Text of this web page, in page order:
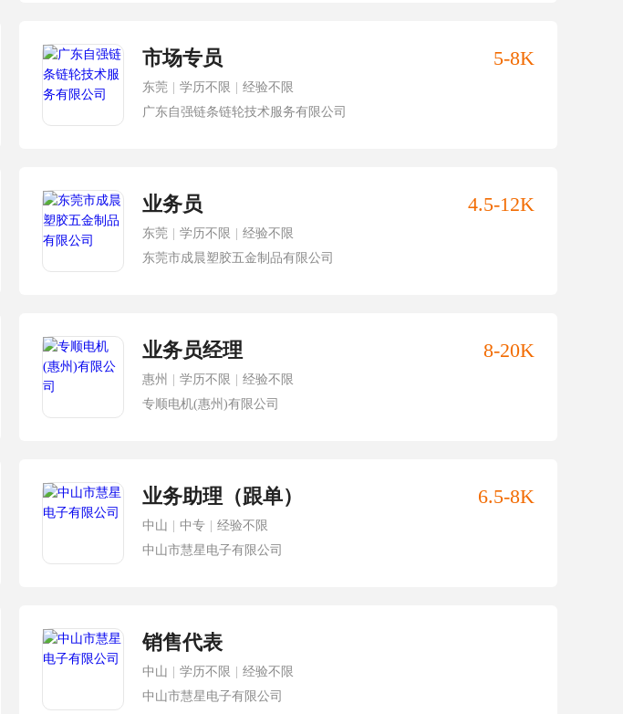
市场专员 5-8K
东莞 学历不限
经验不限
广东自强链条链轮技术服务有限公司
业务员 4.5-12K
东莞 学历不限
经验不限
东莞市成晨塑胶五金制品有限公司
业务员经理 8-20K
惠州 学历不限
经验不限
专顺电机(惠州)有限公司
业务助理（跟单） 6.5-8K
中山 中专
经验不限
中山市慧星电子有限公司
销售代表
中山 学历不限
经验不限
中山市慧星电子有限公司